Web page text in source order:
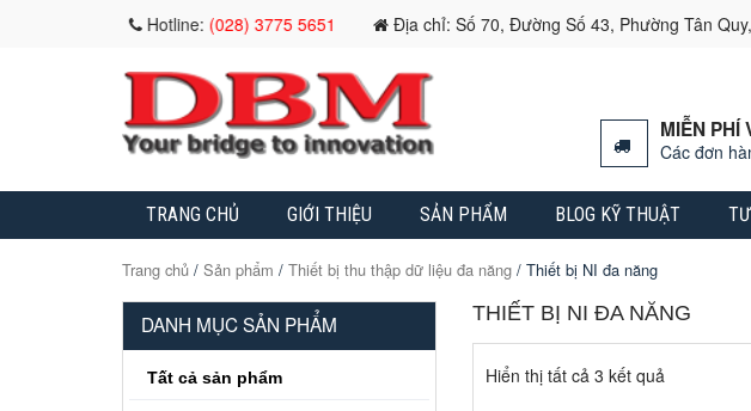
Hotline: (028) 3775 5651 Địa chỉ: Số 70, Đường Số 43, Phường Tân
MIỄN PHÍ
Các đơn
TRANG CHỦ GIỚI THIỆU SẢN PHẨM BLOG KỸ THUẬT
Trang chủ / Sản phẩm / Thiết bị thu thập dữ liệu đa năng / Thiết bị NI đa năng
DANH MỤC SẢN PHẨM
Tất cả sản phẩm
THIẾT BỊ NI ĐA NĂNG
Hiển thị tất cả 3 kết quả